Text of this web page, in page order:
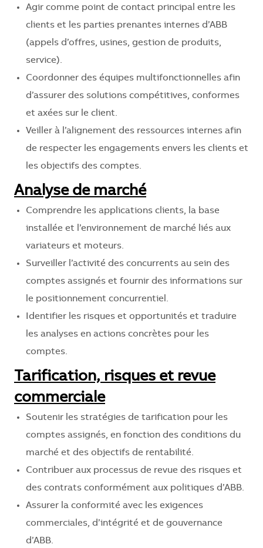
Agir comme point de contact principal entre les
clients et les parties prenantes internes d’ABB
(appels d’offres, usines, gestion de produits,
service).
Coordonner des équipes multifonctionnelles afin
d’assurer des solutions compétitives, conformes
et axées sur le client.
Veiller à l’alignement des ressources internes afin
de respecter les engagements envers les clients et
les objectifs des comptes.
Analyse de marché
Comprendre les applications clients, la base
installée et l’environnement de marché liés aux
variateurs et moteurs.
Surveiller l’activité des concurrents au sein des
comptes assignés et fournir des informations sur
le positionnement concurrentiel.
Identifier les risques et opportunités et traduire
les analyses en actions concrètes pour les
comptes.
Tarification, risques et revue
commerciale
Soutenir les stratégies de tarification pour les
comptes assignés, en fonction des conditions du
marché et des objectifs de rentabilité.
Contribuer aux processus de revue des risques et
des contrats conformément aux politiques d’ABB.
Assurer la conformité avec les exigences
commerciales, d’intégrité et de gouvernance
d’ABB.